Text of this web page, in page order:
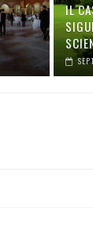
IL